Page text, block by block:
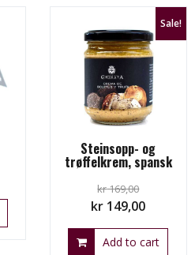
Sale!
Steinsopp- og
trøffelkrem, spansk
kr169,00
Original
price
was:
kr 149,00Current
price
is:
Add to cart